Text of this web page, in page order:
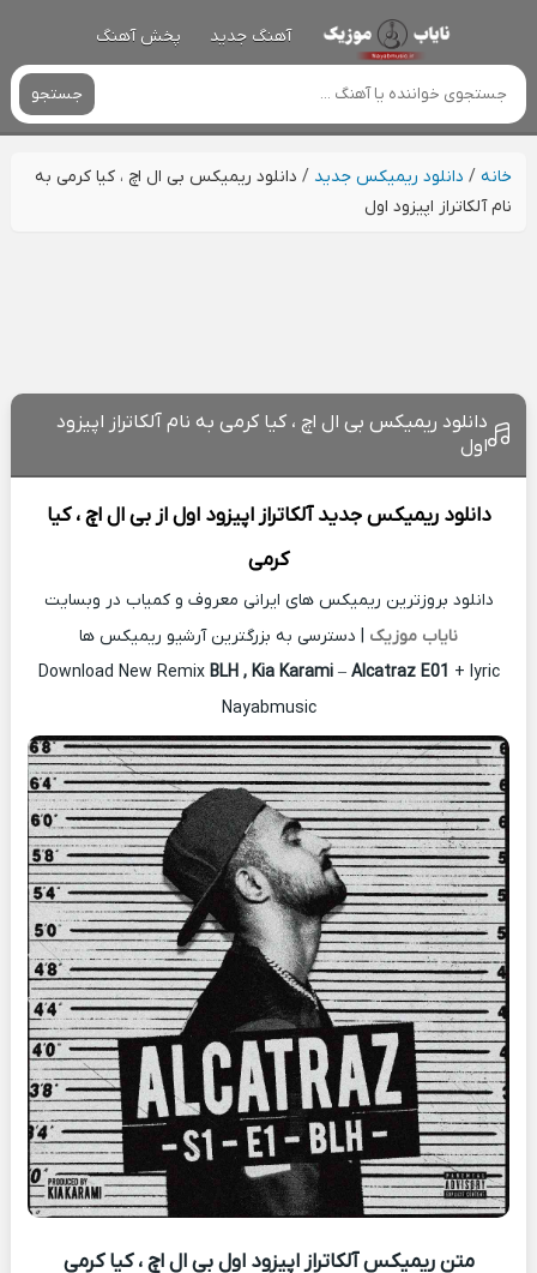
آهنگ جدید پخش آهنگ
جستجو
خانه/ دانلود ریمیکس جدید / دانلود ریمیکس بی ال اچ ، کیا کرمی به
نام آلکاتراز اپیزود اول
دانلود ریمیکس بی ال اچ ، کیا کرمی به نام آلکاتراز اپیزود
اول
دانلود ریمیکس جدیدآلکاتراز اپیزود اول ازبی ال اچ ، کیا
کرمی
دانلود بروزترین ریمیکس های ایرانی معروف و کمیاب در وبسایت
نایاب موزیک | دسترسی به بزرگترین آرشیو ریمیکس ها
Download New Remix BLH , Kia Karami– Alcatraz E01 + lyric
Nayabmusic
متن ریمیکس آلکاتراز اپیزود اول بی ال اچ ، کیا کرمی